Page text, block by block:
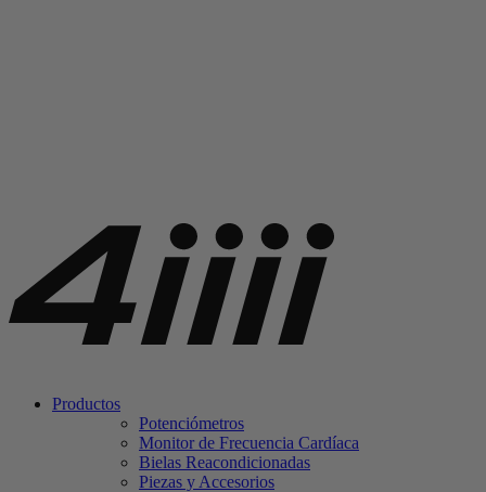
Productos
Potenciómetros
Monitor de Frecuencia Cardíaca
Bielas Reacondicionadas
Piezas y Accesorios